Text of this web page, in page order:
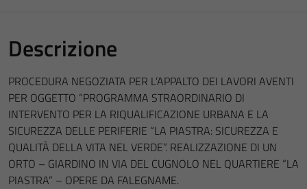
Descrizione
PROCEDURA NEGOZIATA PER L’APPALTO DEI LAVORI AVENTI
PER OGGETTO “PROGRAMMA STRAORDINARIO DI
INTERVENTO PER LA RIQUALIFICAZIONE URBANA E LA
SICUREZZA DELLE PERIFERIE “LA PIASTRA: SICUREZZA E
QUALITÀ DELLA VITA NEL VERDE”. REALIZZAZIONE DI UN
ORTO – GIARDINO IN VIA DEL CUGNOLO NEL QUARTIERE “LA
PIASTRA” – OPERE DA FALEGNAME.